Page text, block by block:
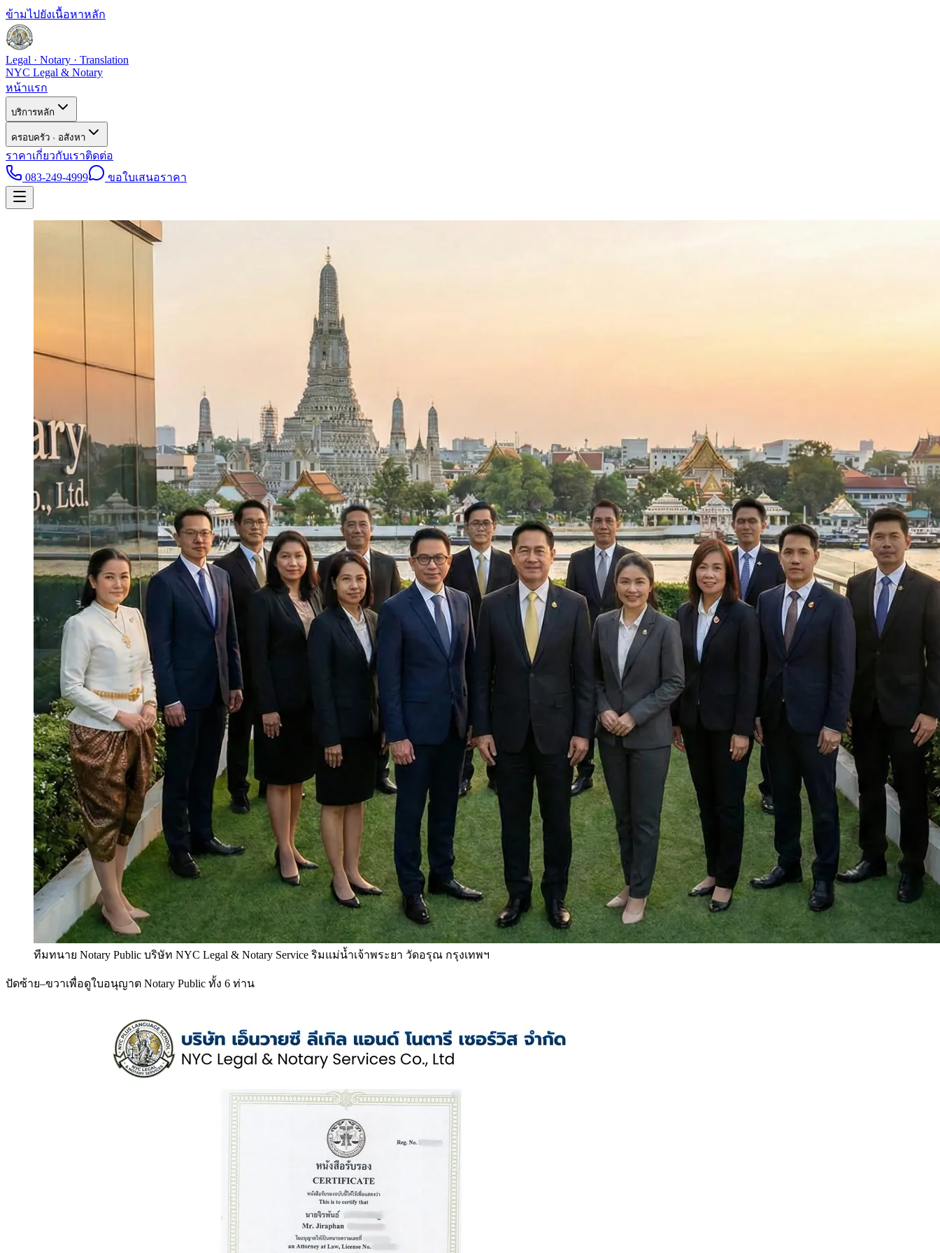
ข้ามไปยังเนื้อหาหลัก
Legal · Notary · Translation
NYC Legal & Notary
หน้าแรก
บริการหลัก
ครอบครัว · อสังหา
ราคาเกี่ยวกับเราติดต่อ
083-249-4999
ขอใบเสนอราคา
ทีมทนาย Notary Public บริษัท NYC Legal & Notary Service ริมแม่น้ำเจ้าพระยา วัดอรุณ กรุงเทพฯ
ปัดซ้าย–ขวาเพื่อดูใบอนุญาต Notary Public ทั้ง 6 ท่าน